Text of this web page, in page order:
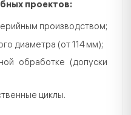
проектов:
производством;
диаметра (от 114 мм);
обработке (допуски
циклы.